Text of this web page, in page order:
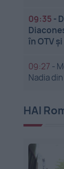
09:35 -
în OTV
09:27 -
Nadia
HAI